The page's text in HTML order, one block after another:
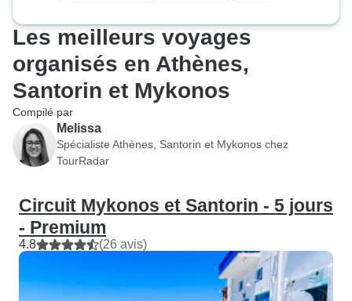
Les meilleurs voyages
organisés en Athènes,
Santorin et Mykonos
Compilé par
Melissa
Spécialiste Athènes, Santorin et Mykonos chez
TourRadar
Circuit Mykonos et Santorin - 5 jours
- Premium
4.8 (26 avis)